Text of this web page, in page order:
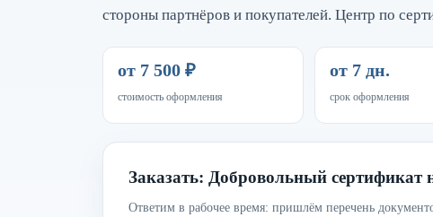
стороны партнёров и покупателей. Центр по
от 7 500 ₽
стоимость оформления
от 7 дн.
срок оформления
Заказать: Добровольный сертификат
Ответим в рабочее время: пришлём перечень